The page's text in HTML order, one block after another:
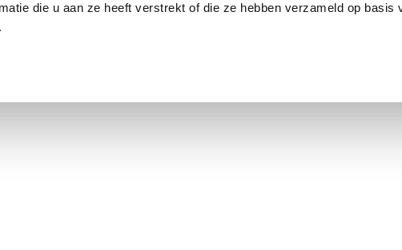
die u aan ze heeft verstrekt of die ze hebben verzameld op basis